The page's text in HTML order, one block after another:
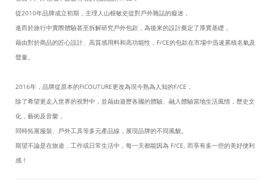
從2010年品牌成立初期，主理人山根敏史從對戶外雜誌的癡迷，
進而於旅行中實際體驗甚至拆解研究戶外包款，為後來的設計奠定了厚實基礎，
藉由對於商品的匠心設計、高質感用料和高功能性，F/CE的包款在市場中迅速累積名氣及
聲量。
2016年，品牌從原本的FICOUTURE更改為現今熟為人知的F/CE，
除了希望更走入世界的視野中，並藉由遊歷各國的體驗、融入體驗當地生活風情，歷史文
化，藝術及音樂，
同時拓展服裝、戶外工具等多元產品線，展現品牌的不同風貌。
期望不論是在旅途，工作或日常生活中，每一天都能因為 F/CE. 而享有多一些的美好便利
感！